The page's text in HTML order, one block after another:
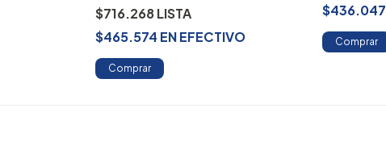
$716.268
$465.574 ENEFECTIVO
Comprar
$436.047
Comprar